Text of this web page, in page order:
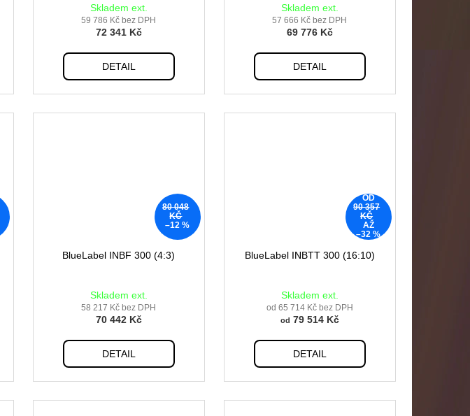
Skladem ext.
59 786 Kč bez DPH
72 341 Kč
DETAIL
Skladem ext.
57 666 Kč bez DPH
69 776 Kč
DETAIL
80 048
KČ
–12 %
BlueLabel INBF 300 (4:3)
Skladem ext.
58 217 Kč bez DPH
70 442 Kč
DETAIL
OD
90 357
KČ
AŽ
–32 %
BlueLabel INBTT 300 (16:10)
Skladem ext.
od 65 714 Kč bez DPH
od 79 514 Kč
DETAIL